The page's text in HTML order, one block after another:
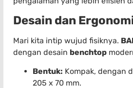
Desain dan
Mari kita intip wujud fisiknya.
dengan desain benchtop
Bentuk: Kompak, dengan
205 x 70 mm.